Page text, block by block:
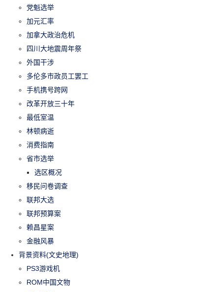
党魁选举
加元汇率
加拿大政治危机
四川大地震周年祭
外国干涉
多伦多市政员工罢工
手机携号跨网
改革开放三十年
最低室温
林顿病逝
消费指南
省市选举
选区概况
移民问卷调查
联邦大选
联邦预算案
赖昌星案
金融风暴
背景资料(文史地理)
PS3游戏机
ROM中国文物